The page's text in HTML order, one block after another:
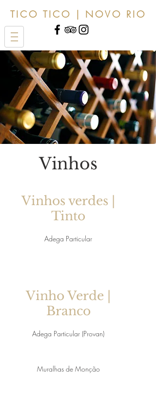
TICO TICO | NOVO RIO
Vinhos
Vinhos verdes |
Tinto
Adega Particular
Vinho Verde |
Branco
Adega Particular (Provan)
Muralhas de Monção